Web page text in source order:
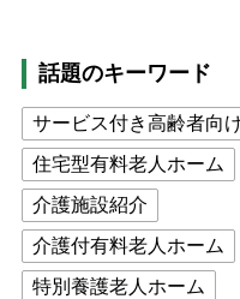
話題のキーワード
サービス付き高齢者向
住宅型有料老人ホーム
介護施設紹介
介護付有料老人ホーム
特別養護老人ホーム